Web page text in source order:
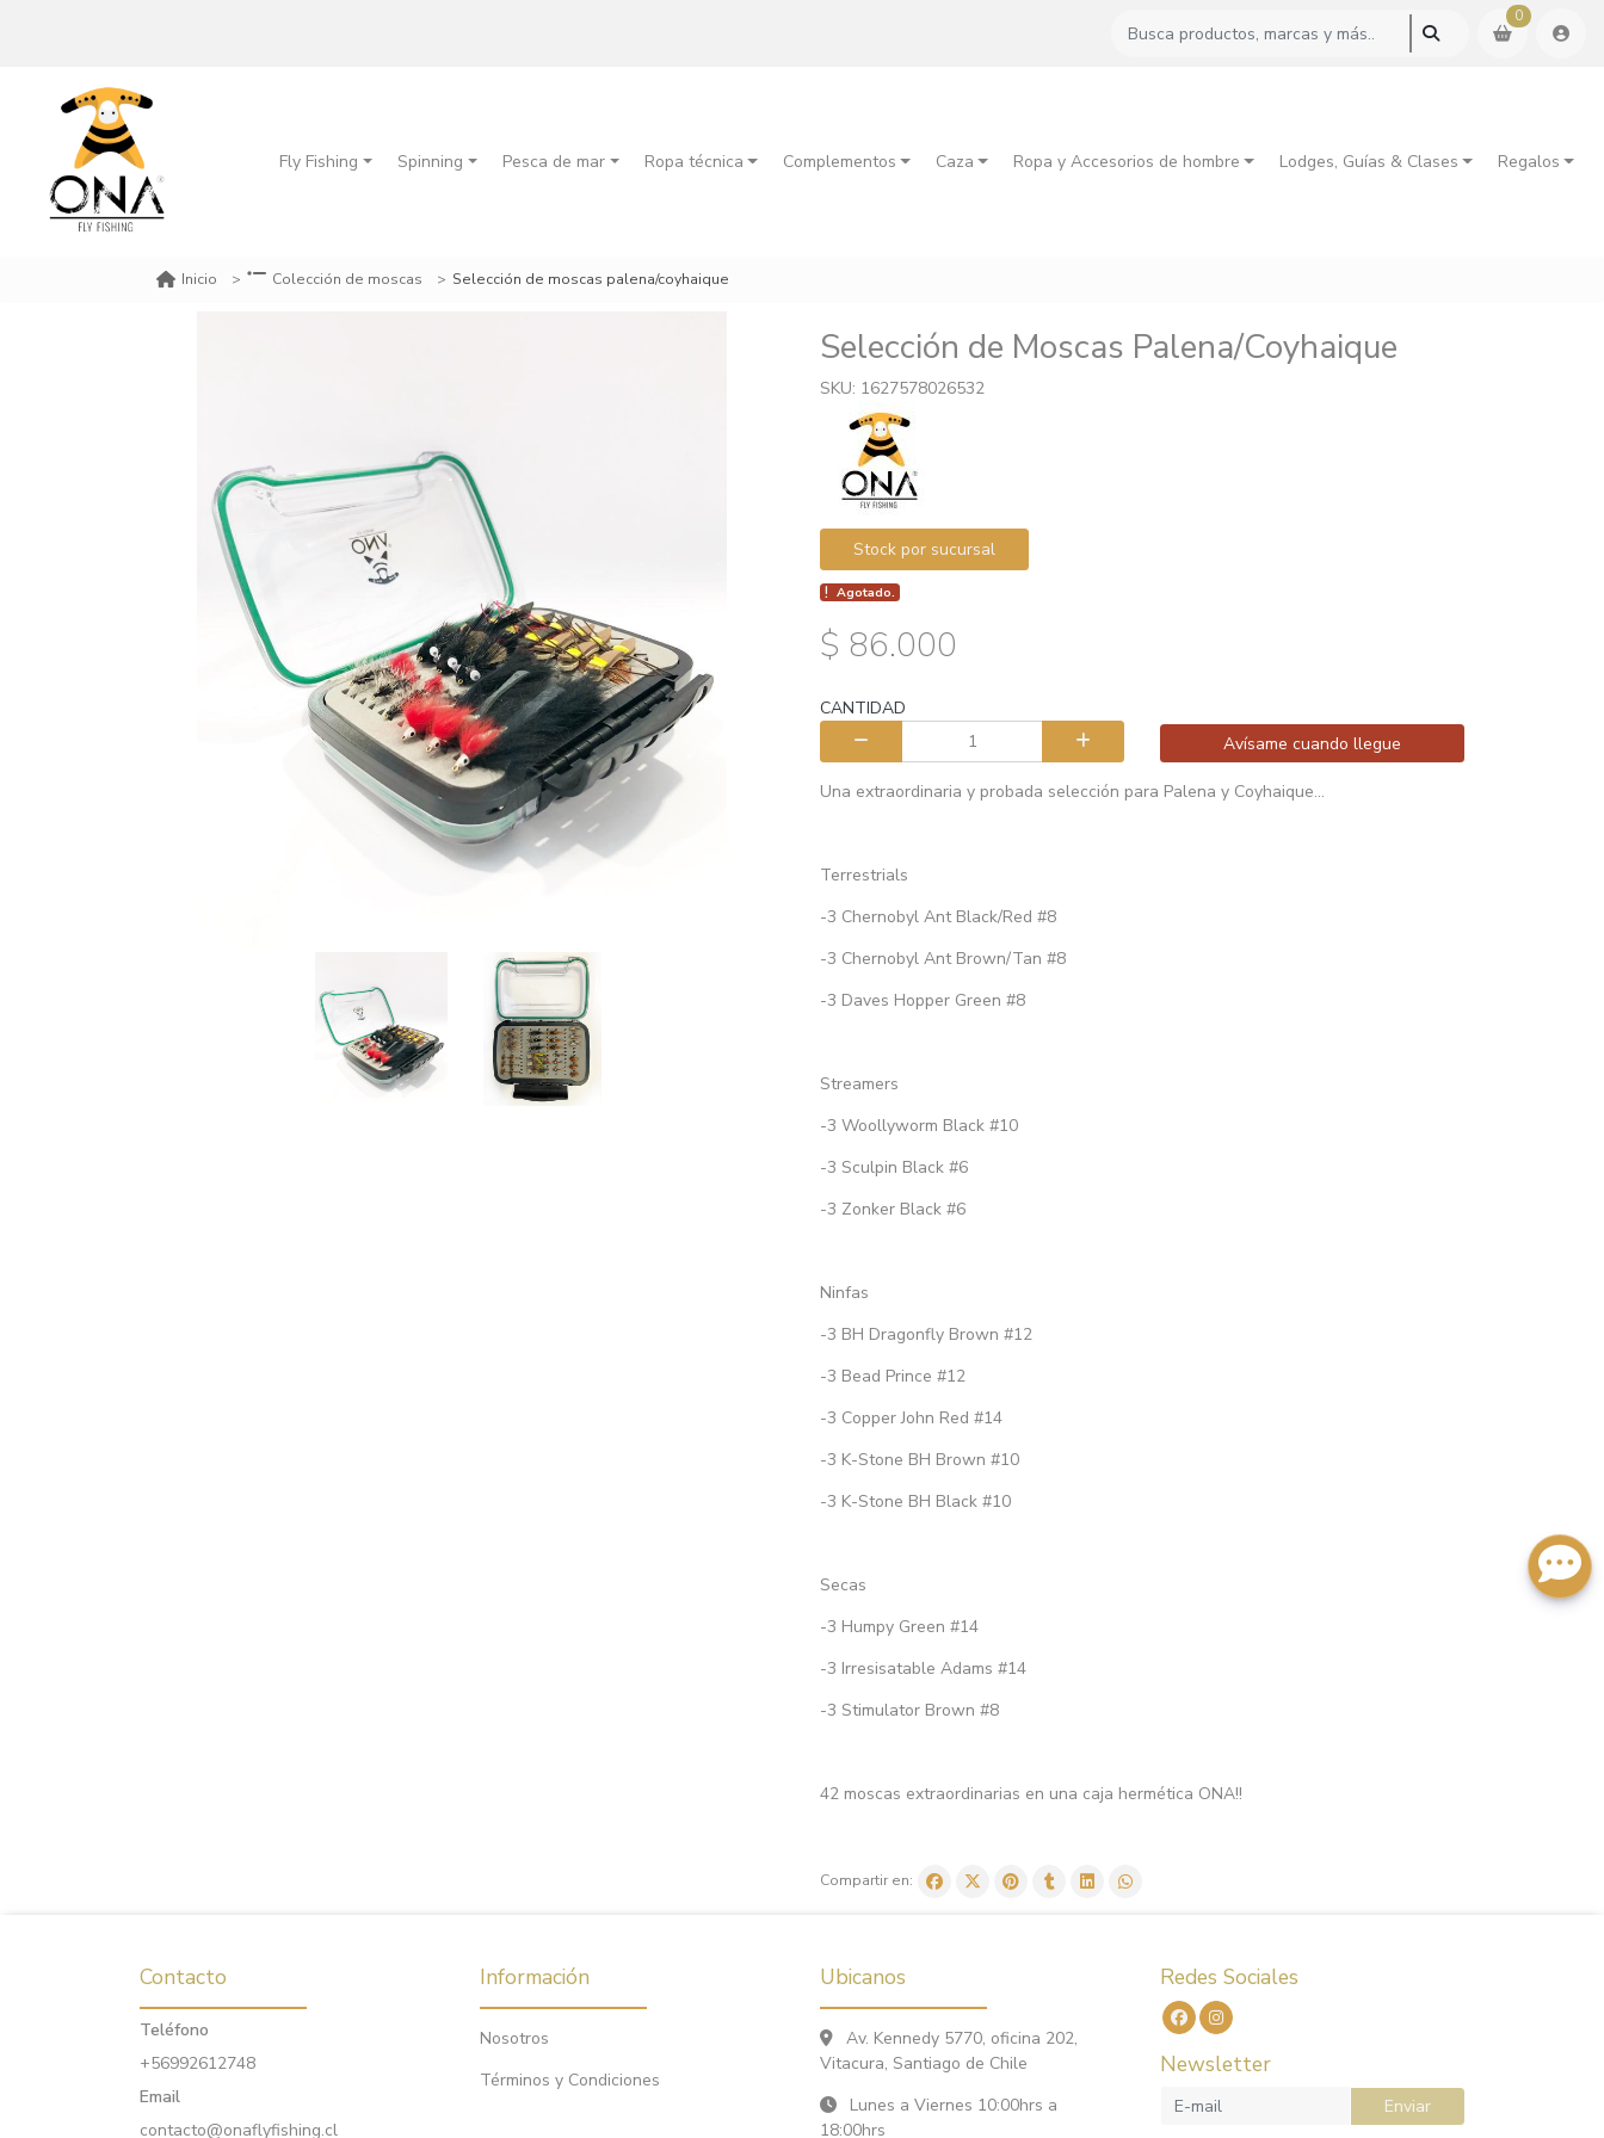
0
Fly Fishing Spinning Pesca de mar Ropa técnica Complementos Caza Ropa y Accesorios de hombre Lodges, Guías & Clases Regalos
Inicio Colección de moscas Selección de moscas palena/coyhaique
Selección de Moscas Palena/Coyhaique
SKU: 1627578026532
Stock por sucursal
Agotado.
$ 86.000
CANTIDAD
Avísame cuando llegue
Una extraordinaria y probada selección para Palena y Coyhaique...
Terrestrials
-3 Chernobyl Ant Black/Red #8
-3 Chernobyl Ant Brown/Tan #8
-3 Daves Hopper Green #8
Streamers
-3 Woollyworm Black #10
-3 Sculpin Black #6
-3 Zonker Black #6
Ninfas
-3 BH Dragonfly Brown #12
-3 Bead Prince #12
-3 Copper John Red #14
-3 K-Stone BH Brown #10
-3 K-Stone BH Black #10
Secas
-3 Humpy Green #14
-3 Irresisatable Adams #14
-3 Stimulator Brown #8
42 moscas extraordinarias en una caja hermética ONA!!
Compartir en:
Contacto
Teléfono
+56992612748
Email
contacto@onaflyfishing.cl
Información
Nosotros
Términos y Condiciones
Ubicanos
Av. Kennedy 5770, oficina 202,
Vitacura, Santiago de Chile
Lunes a Viernes 10:00hrs a
18:00hrs
Redes Sociales
Newsletter
Enviar